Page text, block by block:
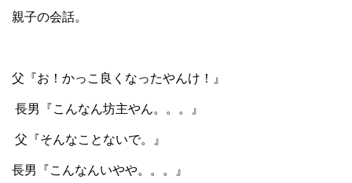
親子の会話。
父『お！かっこ良くなったやんけ！』
長男『こんなん坊主やん。。。』
父『そんなことないで。』
長男『こんなんいやや。。。』